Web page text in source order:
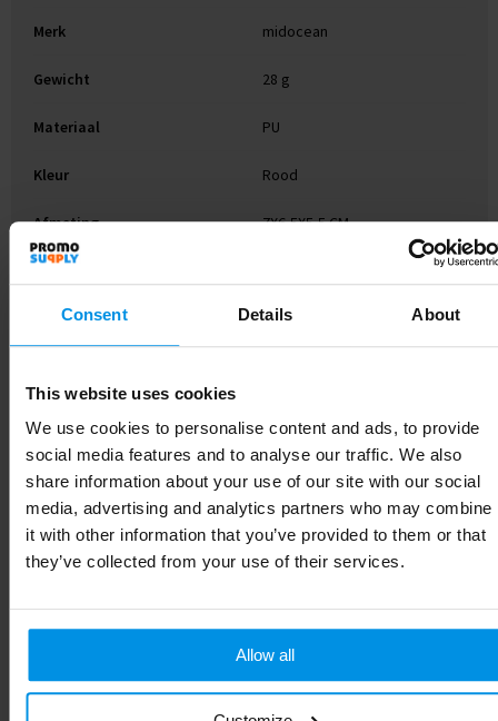
Consent Details About
This website uses cookies
We use cookies to personalise content and ads, to provide
social media features and to analyse our traffic. We also
share information about your use of our site with our social
media, advertising and analytics partners who may combine
it with other information that you’ve provided to them or that
they’ve collected from your use of their services.
Allow all
Merk midocean
Gewicht 28 g
Materiaal PU
Kleur Rood
Afmeting 7X6,5X5,5 CM
Hoogte
Breedte 6.5 cm
Gerelateerde producten